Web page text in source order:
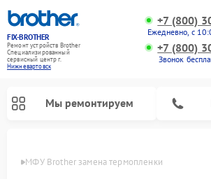
FIX-BROTHER
Ремонт устройств Brother
Специализированный
cервисный центр г.
Нижневартовск
+7 (800)
Ежедневно, с
+7 (800)
Звонок
Мы ремонтируем
МФУ Brother замена термопленки